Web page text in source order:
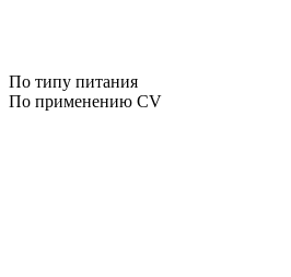
По типу питания
По применению CV